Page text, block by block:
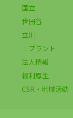
国立
世田谷
立川
Ｌプラント
法人情報
福利厚生
CSR・地域活動